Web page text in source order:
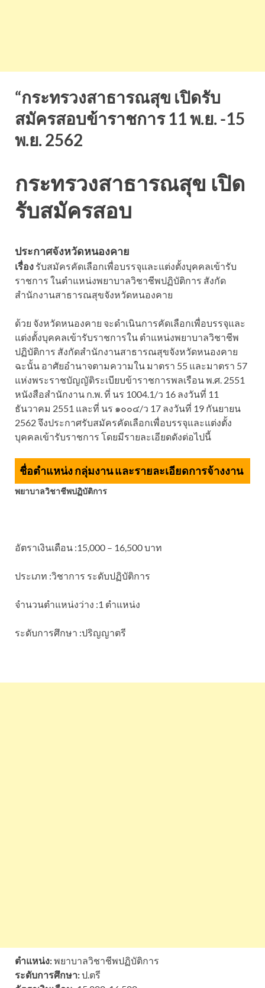
“กระทรวงสาธารณสุข เปิดรับ
สมัครสอบข้าราชการ 11 พ.ย. -15
พ.ย. 2562
กระทรวงสาธารณสุข เปิด
รับสมัครสอบ
ประกาศจังหวัดหนองคาย
เรื่อง รับสมัครคัดเลือกเพื่อบรรจุและแต่งตั้งบุคคลเข้ารับ
ราชการ ในตำแหน่งพยาบาลวิชาชีพปฏิบัติการ สังกัด
สำนักงานสาธารณสุขจังหวัดหนองคาย
ด้วย จังหวัดหนองคาย จะดำเนินการคัดเลือกเพื่อบรรจุและ
แต่งตั้งบุคคลเข้ารับราชการใน ตำแหน่งพยาบาลวิชาชีพ
ปฏิบัติการ สังกัดสำนักงานสาธารณสุขจังหวัดหนองคาย
ฉะนั้น อาศัยอำนาจตามความใน มาตรา 55 และมาตรา 57
แห่งพระราชบัญญัติระเบียบข้าราชการพลเรือน พ.ศ. 2551
หนังสือสำนักงาน ก.พ. ที่ นร 1004.1/ว 16 ลงวันที่ 11
ธันวาคม 2551 และที่ นร ๑๐๐๔/ว 17 ลงวันที่ 19 กันยายน
2562 จึงประกาศรับสมัครคัดเลือกเพื่อบรรจุและแต่งตั้ง
บุคคลเข้ารับราชการ โดยมีรายละเอียดดังต่อไปนี้
ชื่อตำแหน่ง กลุ่มงาน และรายละเอียดการจ้างงาน
พยาบาลวิชาชีพปฏิบัติการ
อัตราเงินเดือน :15,000 – 16,500 บาท
ประเภท :วิชาการ ระดับปฏิบัติการ
จำนวนตำแหน่งว่าง :1 ตำแหน่ง
ระดับการศึกษา :ปริญญาตรี
ตำแหน่ง:พยาบาลวิชาชีพปฏิบัติการ
ระดับการศึกษา:ป.ตรี